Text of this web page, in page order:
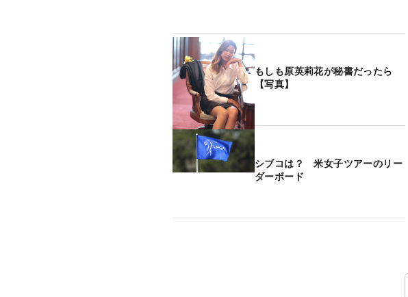
もしも原英莉花が秘書だったら
【写真】
シブコは？ 米女子ツアーのリー
ダーボード